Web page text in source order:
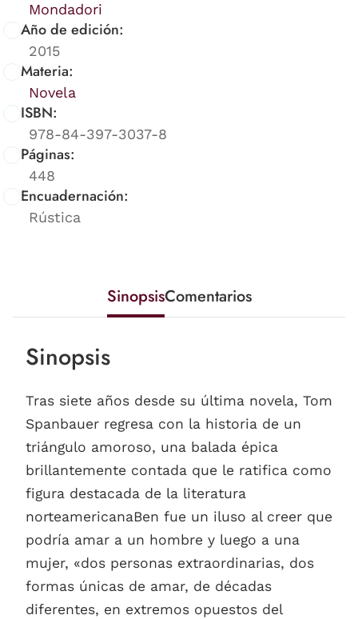
Mondadori
Año de edición:
2015
Materia:
Novela
ISBN:
978-84-397-3037-8
Páginas:
448
Encuadernación:
Rústica
SinopsisComentarios
Sinopsis
Tras siete años desde su última novela, Tom
Spanbauer regresa con la historia de un
triángulo amoroso, una balada épica
brillantemente contada que le ratifica como
figura destacada de la literatura
norteamericanaBen fue un iluso al creer que
podría amar a un hombre y luego a una
mujer, «dos personas extraordinarias, dos
formas únicas de amar, de décadas
diferentes, en extremos opuestos del